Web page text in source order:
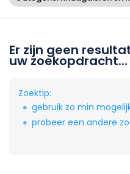
Er zijn geen
uw zoekopdracht...
Zoektip:
gebruik zo min
probeer een andere